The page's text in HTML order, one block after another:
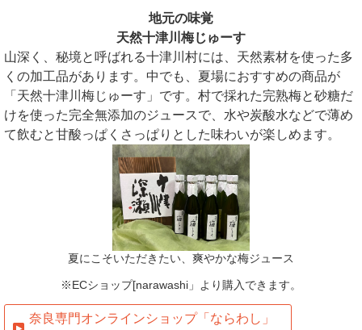
地元の味覚
天然十津川梅じゅーす
山深く、秘境と呼ばれる十津川村には、天然素材を使った多
くの加工品があります。中でも、夏場におすすめの商品が
「天然十津川梅じゅーす」です。村で採れた完熟梅と砂糖だ
けを使った完全無添加のジュースで、水や炭酸水などで薄め
て飲むと甘酸っぱくさっぱりとした味わいが楽しめます。
夏にこそいただきたい、爽やかな梅ジュース
※ECショップ[narawashi」より購入できます。
奈良専門オンラインショップ「ならわし」